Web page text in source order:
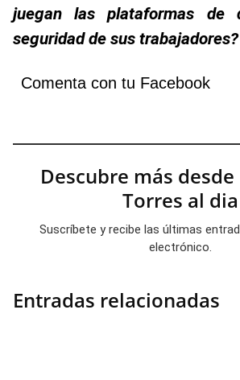
juegan las plataformas de
seguridad de sus trabajadores?
Comenta con tu Facebook
Descubre más
Torres al dia
Suscríbete y recibe las últimas
electrónico.
Entradas relacionadas